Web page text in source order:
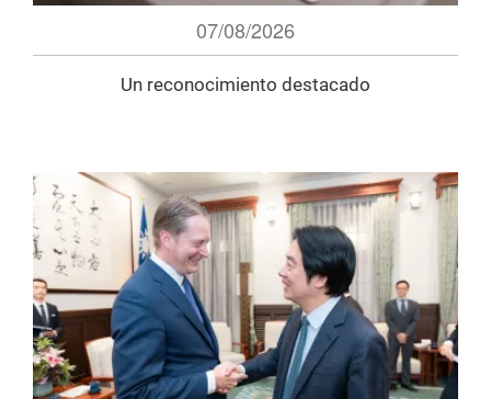
07/08/2026
Un reconocimiento destacado